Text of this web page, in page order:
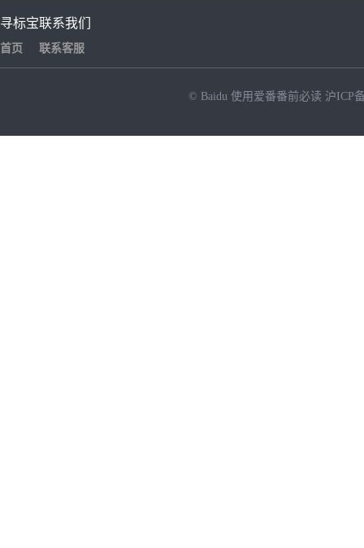
寻标宝
首页
联系我们
联系客服
© Baidu 使用爱番番前必读 沪ICP